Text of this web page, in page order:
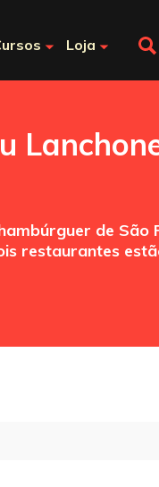
Loja
de São
restaurantes